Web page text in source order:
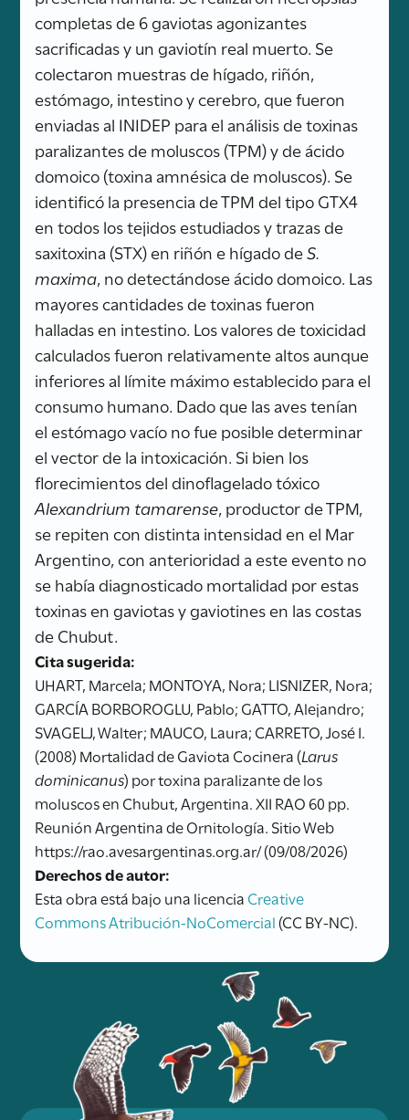
completas de 6 gaviotas agonizantes
sacrificadas y un gaviotín real muerto. Se
colectaron muestras de hígado, riñón,
estómago, intestino y cerebro, que fueron
enviadas al INIDEP para el análisis de toxinas
paralizantes de moluscos (TPM) y de ácido
domoico (toxina amnésica de moluscos). Se
identificó la presencia de TPM del tipo GTX4
en todos los tejidos estudiados y trazas de
saxitoxina (STX) en riñón e hígado deS.
maxima, no detectándose ácido domoico. Las
mayores cantidades de toxinas fueron
halladas en intestino. Los valores de toxicidad
calculados fueron relativamente altos aunque
inferiores al límite máximo establecido para el
consumo humano. Dado que las aves tenían
el estómago vacío no fue posible determinar
el vector de la intoxicación. Si bien los
florecimientos del dinoflagelado tóxico
Alexandrium tamarense, productor de TPM,
se repiten con distinta intensidad en el Mar
Argentino, con anterioridad a este evento no
se había diagnosticado mortalidad por estas
toxinas en gaviotas y gaviotines en las costas
de Chubut.
Cita sugerida:
UHART, Marcela; MONTOYA, Nora; LISNIZER, Nora;
GARCÍA BORBOROGLU, Pablo; GATTO, Alejandro;
SVAGELJ, Walter; MAUCO, Laura; CARRETO, José I.
(2008) Mortalidad de Gaviota Cocinera (Larus
dominicanus) por toxina paralizante de los
moluscos en Chubut, Argentina. XII RAO 60 pp.
Reunión Argentina de Ornitología. Sitio Web
https://rao.avesargentinas.org.ar/ (09/08/2026)
Derechos de autor:
Esta obra está bajo una licencia Creative
Commons Atribución-NoComercial(CC BY-NC).